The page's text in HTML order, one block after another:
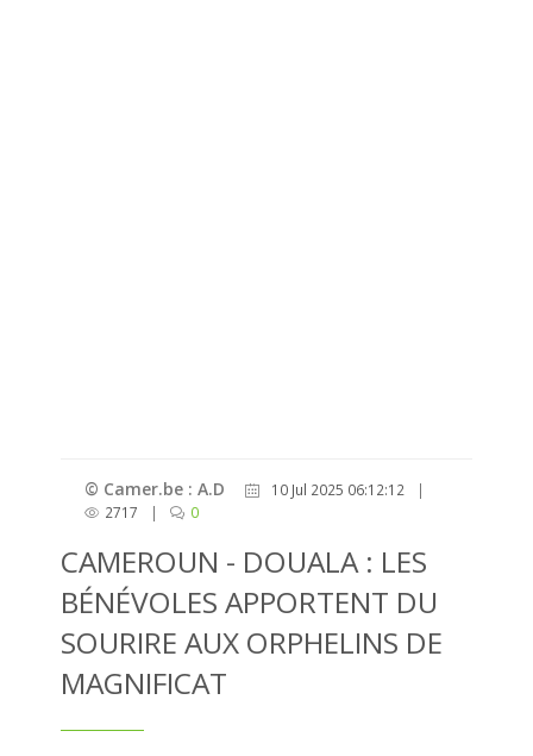
© Camer.be : A.D 10 Jul 2025 06:12:12
|
2717
| 0
CAMEROUN - DOUALA : LES
BÉNÉVOLES APPORTENT DU
SOURIRE AUX ORPHELINS DE
MAGNIFICAT